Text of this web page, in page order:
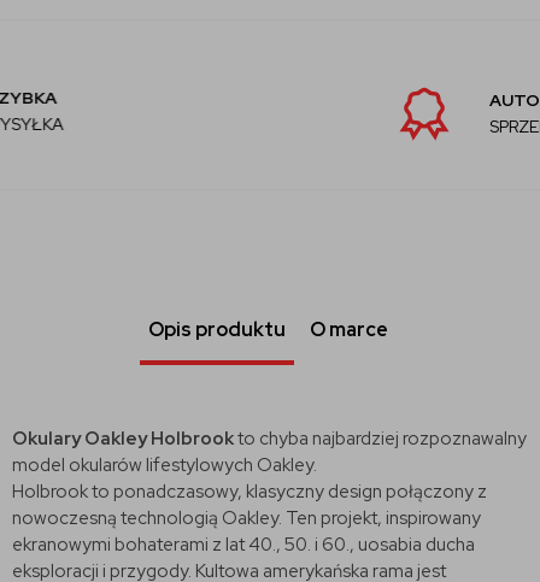
AUTORYZOWANY
Opis produktu O marce
Okulary Oakley Holbrookto chyba najbardziej rozpoznawalny
model okularów lifestylowych Oakley.
Holbrook to ponadczasowy, klasyczny design połączony z
nowoczesną technologią Oakley. Ten projekt, inspirowany
ekranowymi bohaterami z lat 40., 50. i 60., uosabia ducha
eksploracji i przygody. Kultowa amerykańska rama jest